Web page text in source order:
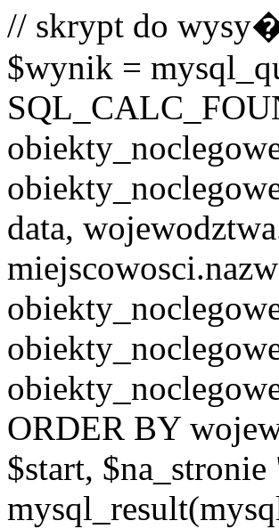
// skrypt do
$wynik =
data,
ORDER BY
$start,